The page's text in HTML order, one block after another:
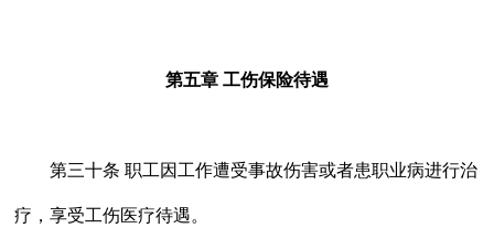
第五章 工伤保险待遇
第三十条 职工因工作遭受事故伤害或者患职业病进行治
疗，享受工伤医疗待遇。